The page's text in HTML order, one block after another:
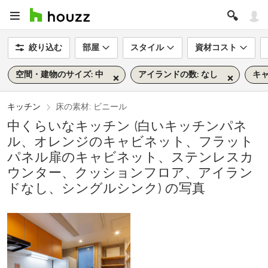
絞り込む 部屋 スタイル 資材コスト
空間・建物のサイズ: 中 アイランドの数: なし キ
キッチン 床の素材: ビニール
中くらいなキッチン (白いキッチンパネ
ル、オレンジのキャビネット、フラット
パネル扉のキャビネット、ステンレスカ
ウンター、クッションフロア、アイラン
ドなし、シングルシンク) の写真